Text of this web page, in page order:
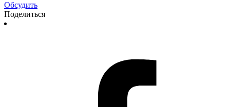
Обсудить
Поделиться